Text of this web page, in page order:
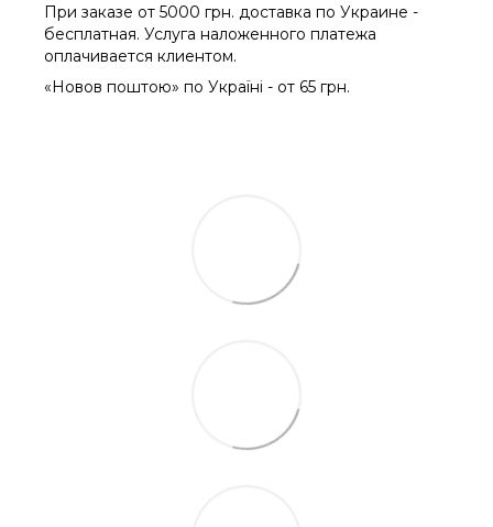
При заказе от 5000 грн. доставка по Украине -
бесплатная. Услуга наложенного платежа
оплачиваетcя клиентом.
«Новов поштою» по Україні - от 65 грн.